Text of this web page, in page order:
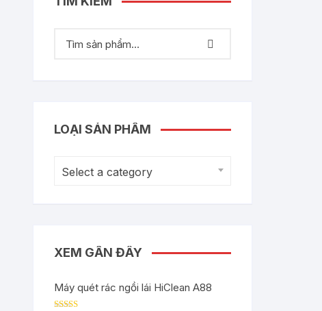
LOẠI SẢN PHẨM
Select a category
XEM GẦN ĐÂY
Máy quét rác ngồi lái HiClean A88